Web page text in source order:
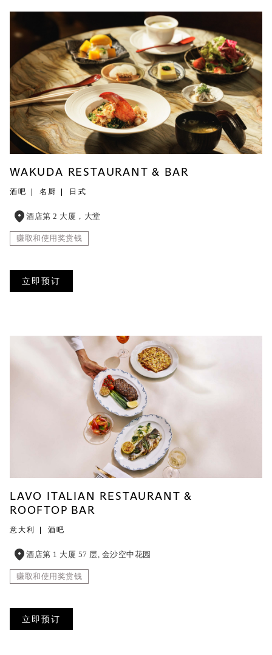
WAKUDA RESTAURANT & BAR
酒吧 名厨 日式
酒店第 2 大厦，大堂
赚取和使用奖赏钱
立即预订
LAVO ITALIAN RESTAURANT &
ROOFTOP BAR
意大利 酒吧
酒店第 1 大厦 57 层, 金沙空中花园
赚取和使用奖赏钱
立即预订